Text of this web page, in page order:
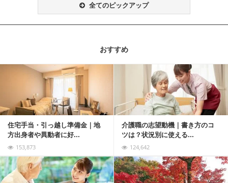
全てのピックアップ
おすすめ
住宅手当・引っ越し準備金｜地
方出身者や異動者に好...
153,873
介護職の志望動機｜書き方のコ
ツは？状況別に使える...
124,642
記事を読む
記事を読む